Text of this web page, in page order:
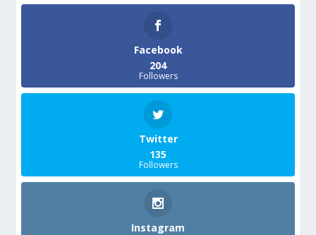
Facebook
204
Followers
Twitter
135
Followers
Instagram